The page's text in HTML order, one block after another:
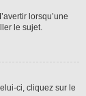
lorsqu’une
le sujet.
ci, cliquez sur le